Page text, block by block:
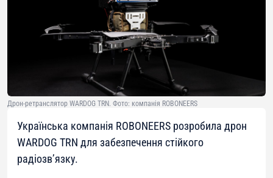
Дрон-ретранслятор WARDOG TRN. Фото: компанія ROBONEERS
Українська компанія ROBONEERS розробила дрон
WARDOG TRN для забезпечення стійкого
радіозв’язку.